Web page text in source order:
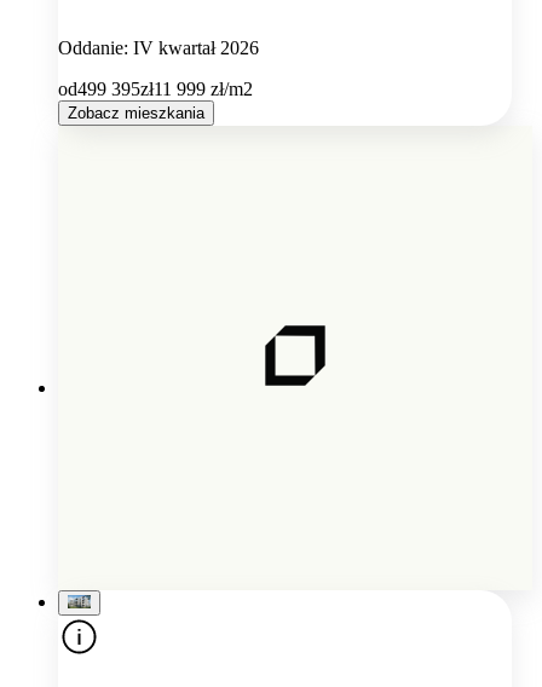
Oddanie: IV kwartał 2026
od499 395zł11 999 zł/m2
Zobacz mieszkania